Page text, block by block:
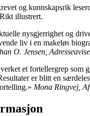
og kunnskapsrik
illustrert.
nysgjerrighet og
liv i en makeløs
O. Jensen,
et fortellergrep som
er blitt en
Mona Ringvej,